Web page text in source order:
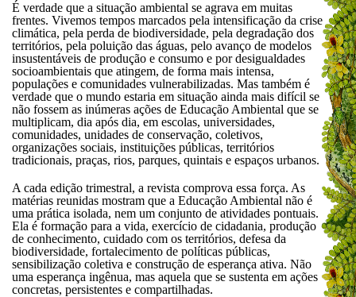
É verdade que a situação ambiental se agrava em muitas
frentes. Vivemos tempos marcados pela intensificação da crise
climática, pela perda de biodiversidade, pela degradação dos
territórios, pela poluição das águas, pelo avanço de modelos
insustentáveis de produção e consumo e por desigualdades
socioambientais que atingem, de forma mais intensa,
populações e comunidades vulnerabilizadas. Mas também é
verdade que o mundo estaria em situação ainda mais difícil se
não fossem as inúmeras ações de Educação Ambiental que se
multiplicam, dia após dia, em escolas, universidades,
comunidades, unidades de conservação, coletivos,
organizações sociais, instituições públicas, territórios
tradicionais, praças, rios, parques, quintais e espaços urbanos.
A cada edição trimestral, a revista comprova essa força. As
matérias reunidas mostram que a Educação Ambiental não é
uma prática isolada, nem um conjunto de atividades pontuais.
Ela é formação para a vida, exercício de cidadania, produção
de conhecimento, cuidado com os territórios, defesa da
biodiversidade, fortalecimento de políticas públicas,
sensibilização coletiva e construção de esperança ativa. Não
uma esperança ingênua, mas aquela que se sustenta em ações
concretas, persistentes e compartilhadas.